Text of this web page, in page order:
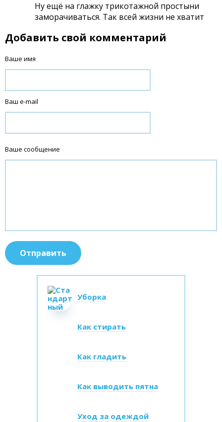
Ну ещё на глажку трикотажной простыни
заморачиваться. Так всей жизни не хватит
Добавить свой комментарий
Ваше имя
Ваш e-mail
Ваше сообщение
Уборка
Как стирать
Как гладить
Как выводить пятна
Уход за одеждой